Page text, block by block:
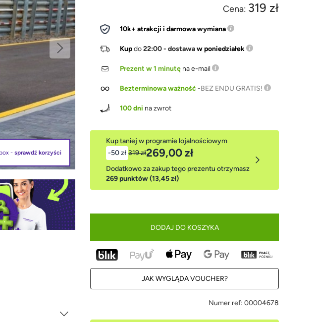
-sprawdź korzyści
Cena: 319 zł
10k+ atrakcji i darmowa wymiana
Kupdo22:00 - dostawaw poniedziałek
Prezent w 1 minutę na e-mail
Bezterminowa ważność-BEZ ENDU GRATIS!
100 dni na zwrot
Kup taniej w programie lojalnościowym
-50 zł 319 zł269,00 zł
Dodatkowo za zakup tego prezentu otrzymasz
269 punktów (13,45 zł)
DODAJ DO KOSZYKA
JAK WYGLĄDA VOUCHER?
Numer ref: 00004678